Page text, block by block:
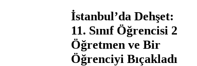
İstanbul’da Dehşet:
11. Sınıf Öğrencisi 2
Öğretmen ve Bir
Öğrenciyi Bıçakladı